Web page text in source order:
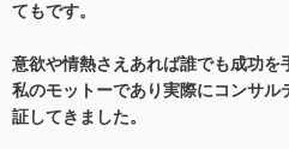
てもです。
意欲や情熱さえあれば誰でも成功
私のモットーであり実際にコンサ
証してきました。